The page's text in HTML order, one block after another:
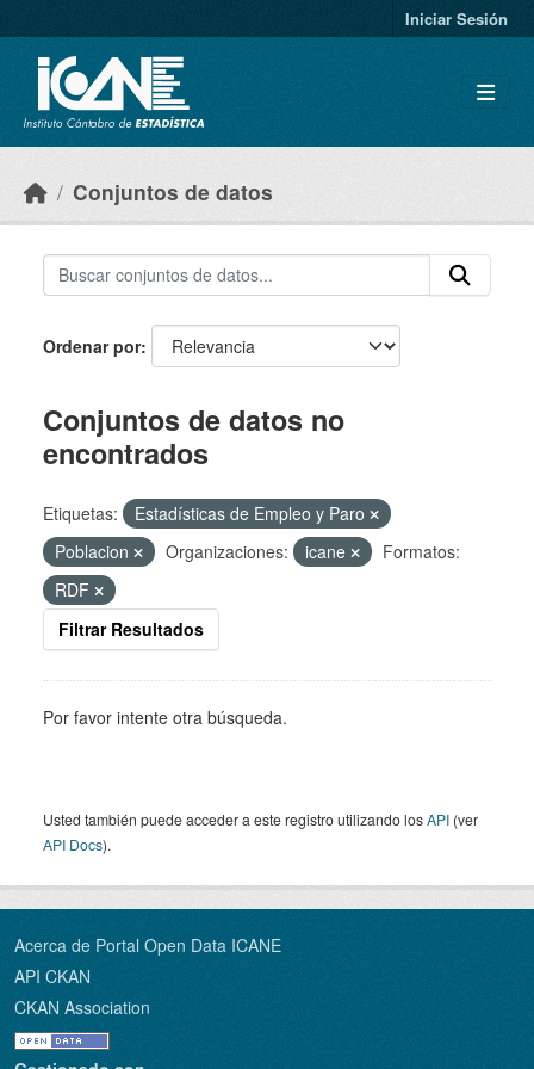
Iniciar Sesión
Conjuntos de datos
Ordenar por
Conjuntos de datos no
encontrados
Etiquetas:
Estadísticas de Empleo y Paro
Poblacion
Organizaciones: icane
Formatos:
RDF
Filtrar Resultados
Por favor intente otra búsqueda.
Usted también puede acceder a este registro utilizando losAPI (ver
API Docs).
Acerca de Portal Open Data ICANE
API CKAN
CKAN Association